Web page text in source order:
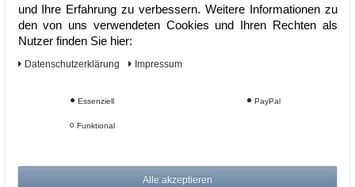
Eckverbinder 90°, Blechelement mit
Onyx/Schwarz
und Ihre Erfahrung zu verbessern. Weitere Informationen zu
den von uns verwendeten Cookies und Ihren Rechten als
Nutzer finden Sie hier:
Daten­schutz­erklärung Impressum
Essenziell PayPal
Funktional
Alle akzeptieren